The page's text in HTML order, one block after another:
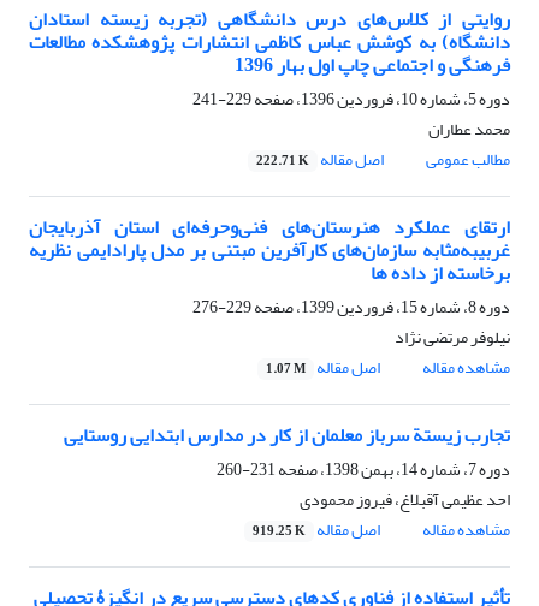
روایتی از کلاس‌های درس دانشگاهی (تجربه زیسته استادان
دانشگاه) به کوشش عباس کاظمی انتشارات پژوهشکده مطالعات
فرهنگی و اجتماعی چاپ اول بهار 1396
دوره 5، شماره 10، فروردین 1396، صفحه
229-241
محمد عطاران
مطالب عمومی
اصل مقاله 222.71 K
ارتقای عملکرد هنرستان‌های فنی‌و‌حرفه‌ای استان آذربایجان
غربیبه‌مثابه سازمان‌های کارآفرین مبتنی بر مدل پارادایمی نظریه
برخاسته از داده ها
دوره 8، شماره 15، فروردین 1399، صفحه
229-276
نیلوفر مرتضی نژاد
مشاهده مقاله
اصل مقاله 1.07 M
تجارب زیستة سرباز ‌معلمان از کار در مدارس ابتدایی روستایی
دوره 7، شماره 14، بهمن 1398، صفحه
231-260
احد عظیمی آقبلاغ، فیروز محمودی
مشاهده مقاله
اصل مقاله 919.25 K
تأثیر استفاده از فناوری کدهای دسترسی سریع در انگیزۀ تحصیلی